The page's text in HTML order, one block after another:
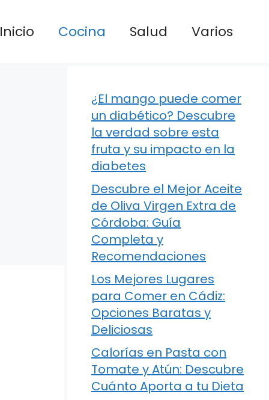
Inicio Cocina Salud Varios
¿El mango puede comer
un diabético? Descubre
la verdad sobre esta
fruta y su impacto en la
diabetes
Descubre el Mejor Aceite
de Oliva Virgen Extra de
Córdoba: Guía
Completa y
Recomendaciones
Los Mejores Lugares
para Comer en Cádiz:
Opciones Baratas y
Deliciosas
Calorías en Pasta con
Tomate y Atún: Descubre
Cuánto Aporta a tu Dieta